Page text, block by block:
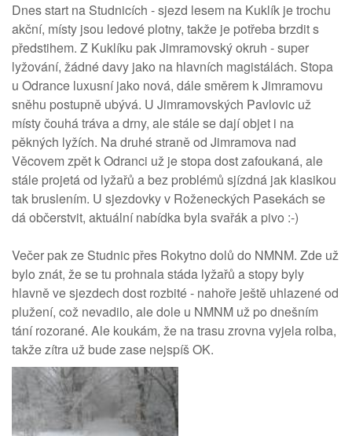
Dnes start na Studnicích - sjezd lesem na Kuklík je trochu
akční, místy jsou ledové plotny, takže je potřeba brzdit s
předstihem. Z Kuklíku pak Jimramovský okruh - super
lyžování, žádné davy jako na hlavních magistálách. Stopa
u Odrance luxusní jako nová, dále směrem k Jimramovu
sněhu postupně ubývá. U Jimramovských Pavlovic už
místy čouhá tráva a drny, ale stále se dají objet i na
pěkných lyžích. Na druhé straně od Jimramova nad
Věcovem zpět k Odranci už je stopa dost zafoukaná, ale
stále projetá od lyžařů a bez problémů sjízdná jak klasikou
tak bruslením. U sjezdovky v Roženeckých Pasekách se
dá občerstvit, aktuální nabídka byla svařák a pivo :-)
Večer pak ze Studnic přes Rokytno dolů do NMNM. Zde už
bylo znát, že se tu prohnala stáda lyžařů a stopy byly
hlavně ve sjezdech dost rozbité - nahoře ještě uhlazené od
plužení, což nevadilo, ale dole u NMNM už po dnešním
tání rozorané. Ale koukám, že na trasu zrovna vyjela rolba,
takže zítra už bude zase nejspíš OK.